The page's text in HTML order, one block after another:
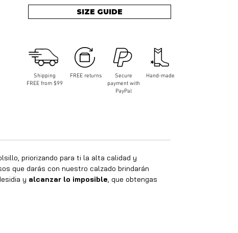
Hand-made
Secure
payment with
PayPal
FREE returns
Shipping
FREE from $99
SIZE GUIDE
priorizando para ti la alta calidad y
que darás con nuestro calzado brindarán
y alcanzar lo imposible, que obtengas